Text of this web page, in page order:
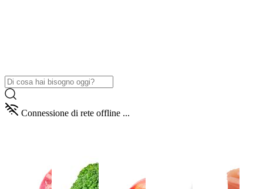
Connessione di rete offline ...